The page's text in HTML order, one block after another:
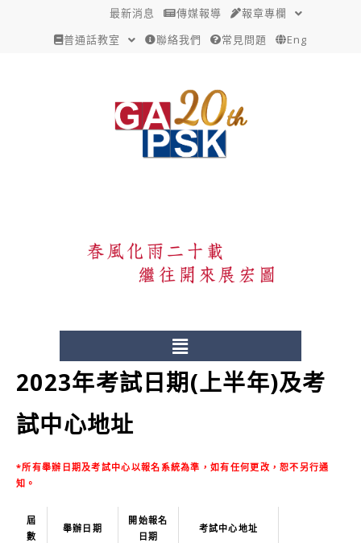
最新消息 傳媒報導
報章專欄
普通話教室
聯絡我們 常見問題 Eng
Menu
2023年考試日期(上半年)及考
試中心地址
*所有舉辦日期及考試中心以報名系統為準，如有任何更改，恕不另行通
知。
屆
數
舉辦日期
開始報名
日期
考試中心地址